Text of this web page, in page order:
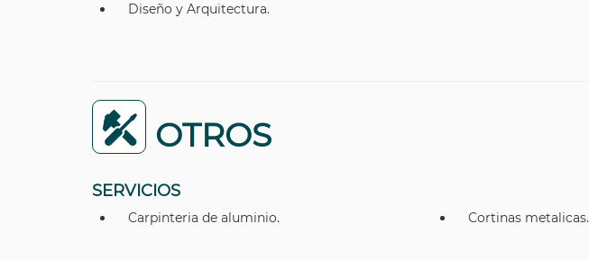
Diseño y Arquitectura.
OTROS
SERVICIOS
Carpinteria de aluminio. Cortinas metalicas.